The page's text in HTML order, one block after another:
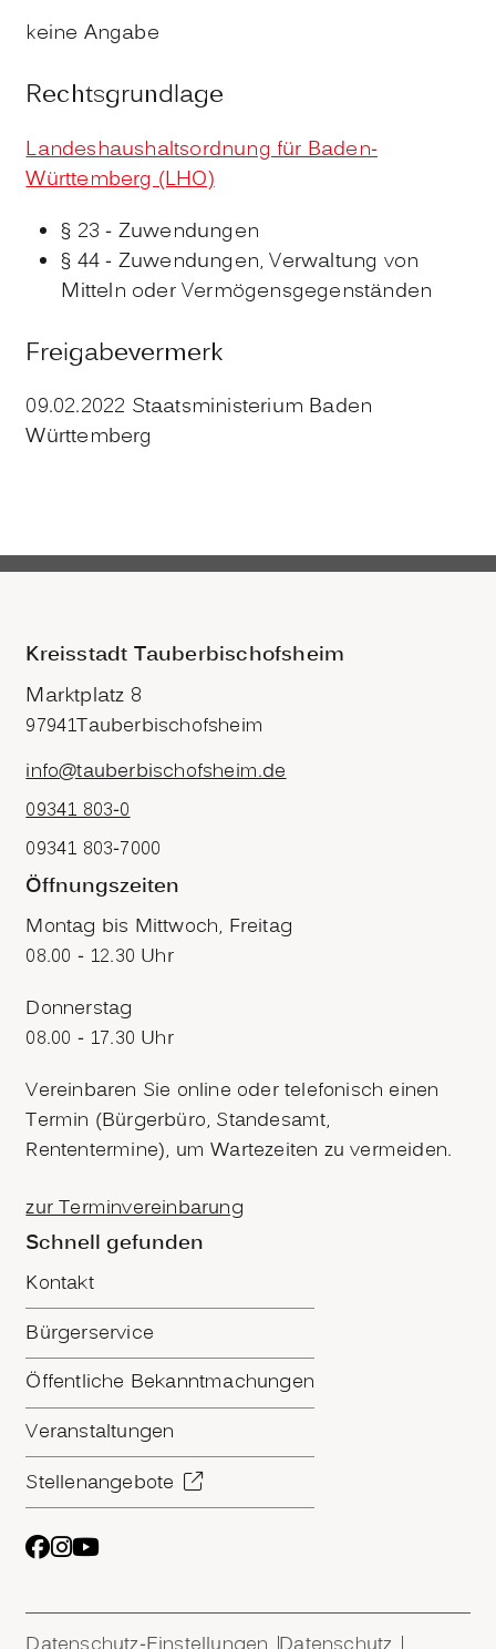
keine Angabe
Rechtsgrundlage
Landeshaushaltsordnung für Baden-
Württemberg (LHO)
§ 23 - Zuwendungen
§ 44 - Zuwendungen, Verwaltung von
Mitteln oder Vermögensgegenständen
Freigabevermerk
09.02.2022 Staatsministerium Baden
Württemberg
Kreisstadt Tauberbischofsheim
Marktplatz 8
97941Tauberbischofsheim
info@tauberbischofsheim.de
09341 803-0
09341 803-7000
Öffnungszeiten
Montag bis Mittwoch, Freitag
08.00 - 12.30 Uhr
Donnerstag
08.00 - 17.30 Uhr
Vereinbaren Sie online oder telefonisch einen
Termin (Bürgerbüro, Standesamt,
Rententermine), um Wartezeiten zu vermeiden.
zur Terminvereinbarung
Schnell gefunden
Kontakt
Bürgerservice
Öffentliche Bekanntmachungen
Veranstaltungen
Stellenangebote